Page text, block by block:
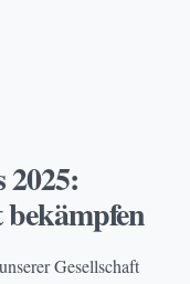
2025:
Gesellschaft